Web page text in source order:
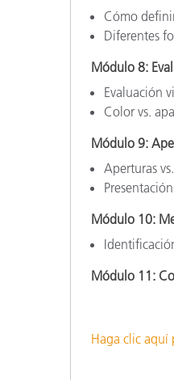
Cómo
Diferentes
Módulo 8:
Evaluación
Color vs.
Módulo 9:
Aperturas
Módulo 10:
Módulo 11:
Haga clic aquí